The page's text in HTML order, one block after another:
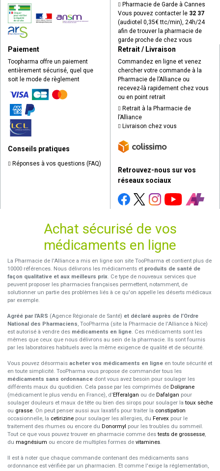
Pharmacie de Garde à Cannes
Vous pouvez contacter le 32 37
(audiotel 0,35€ ttc/min), 24h/24
afin de trouver la pharmacie de
garde proche de chez vous
Paiement
Toopharma offre un paiement
entièrement sécurisé, quel que
soit le mode de règlement
Conseils pratiques
Réponses à vos questions (FAQ)
Retrait / Livraison
Commandez en ligne et venez
chercher votre commande à la
Pharmacie de l’Alliance ou
recevez-là rapidement chez vous
ou en point retrait
Retrait à la Pharmacie de
l’Alliance
Livraison chez vous
Retrouvez-nous sur vos
réseaux sociaux
Achat sécurisé de vos
médicaments en ligne
La Pharmacie de l'Alliance a mis en ligne son site TooPharma et contient plus de
10000 références. Nous délivrons les médicaments et produits de santé de
façon qualitative et aux meilleurs prix. Ce type de nouveaux services que
peuvent proposer les pharmacies françaises permettent, notamment, de
solutionner un partie des problèmes liés à ce qu'on appelle les déserts médicaux
par exemple.
Agréé par l'ARS (Agence Régionale de Santé) et déclaré auprès de l’Ordre
National des Pharmaciens, TooPharma (site la Pharmacie de l'Alliance à Nice)
est autorisé à vendre des médicaments en ligne. Ces médicaments sont les
mêmes que ceux que nous délivrons au sein de la pharmacie. Ils sont fournis
par les laboratoires habituels avec la même exigence de qualité et de sécurité.
Vous pouvez désormais acheter vos médicaments en ligne en toute sécurité et
en toute simplicité. TooPharma vous propose de commander tous les
médicaments sans ordonnance dont vous avez besoin pour soulager les
différents maux du quotidien. Cela passe par les comprimés de Doliprane
(médicament le plus vendu en France), d'Efferalgan ou de Dafalgan pour
soulager douleurs et maux de tête ou bien des sirops pour soulager latoux sèche
ou grasse. On peut penser aussi aux laxatifs pour traiter la constipation
occasionnelle, la cetirizine pour soulager les allergies, du Fervex pour le
traitement des rhumes ou encore du Donormyl pour les troubles du sommeil.
Tout ce que vous pouvez trouver en pharmacie comme destests de grossesse,
du magnésium ou encore de multiples formes de vitamines.
Il est à noter que chaque commande contenant des médicaments sans
ordonnance est vérifiée par un pharmacien. Et comme l'exige la réglementation,